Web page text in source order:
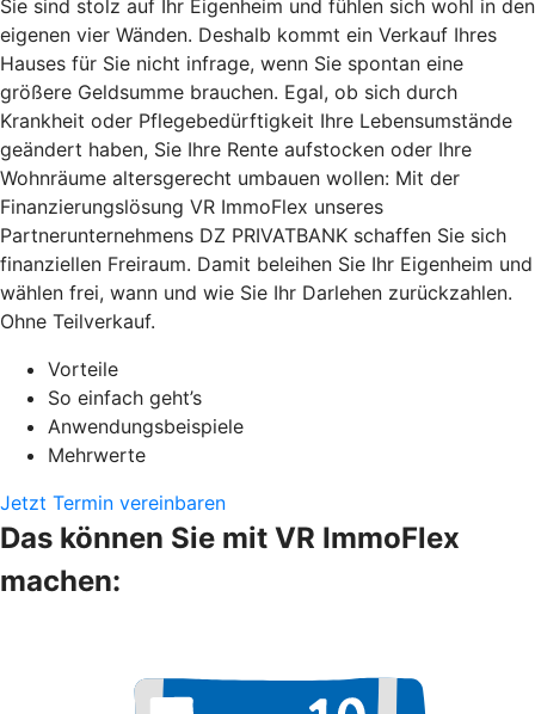
Sie sind stolz auf Ihr Eigenheim und fühlen sich wohl in den
eigenen vier Wänden. Deshalb kommt ein Verkauf Ihres
Hauses für Sie nicht infrage, wenn Sie spontan eine
größere Geldsumme brauchen. Egal, ob sich durch
Krankheit oder Pflegebedürftigkeit Ihre Lebensumstände
geändert haben, Sie Ihre Rente aufstocken oder Ihre
Wohnräume altersgerecht umbauen wollen: Mit der
Finanzierungslösung VR ImmoFlex unseres
Partnerunternehmens DZ PRIVATBANK schaffen Sie sich
finanziellen Freiraum. Damit beleihen Sie Ihr Eigenheim und
wählen frei, wann und wie Sie Ihr Darlehen zurückzahlen.
Ohne Teilverkauf.
Vorteile
So einfach geht’s
Anwendungsbeispiele
Mehrwerte
Jetzt Termin vereinbaren
Das können Sie mit VR ImmoFlex
machen: